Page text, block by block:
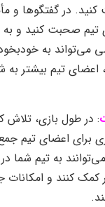
در گفتگوها و
تیم صحبت کنید و
به خودبخود
اعضای تیم بیشتر
: در طول بازی، تلاش
برای اعضای تیم
به تیم شما
کنند و امکانات